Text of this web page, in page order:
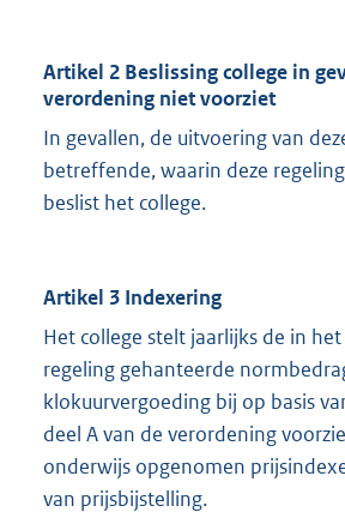
Artikel 2 Beslissing college in
verordening niet voorziet
In gevallen, de uitvoering van
betreffende, waarin deze
beslist het college.
Artikel 3 Indexering
Het college stelt jaarlijks de in
regeling gehanteerde
klokuurvergoeding bij op basis
deel A van de verordening
onderwijs opgenomen
van prijsbijstelling.